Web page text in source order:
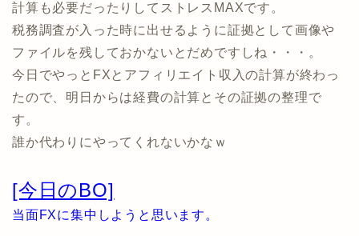
計算も必要だったりしてストレスMAXです。
税務調査が入った時に出せるように証拠として画像や
ファイルを残しておかないとだめですしね・・・。
今日でやっとFXとアフィリエイト収入の計算が終わっ
たので、明日からは経費の計算とその証拠の整理で
す。
誰か代わりにやってくれないかなｗ
[今日のBO]
当面FXに集中しようと思います。